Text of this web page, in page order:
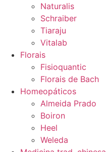
Naturalis
Schraiber
Tiaraju
Vitalab
Florais
Fisioquantic
Florais de Bach
Homeopáticos
Almeida Prado
Boiron
Heel
Weleda